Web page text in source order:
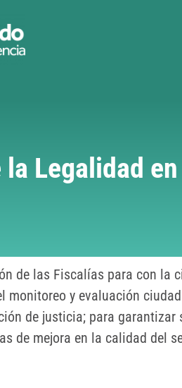
la Legalidad
de las Fiscalías para con
y evaluación
de justicia; para
de mejora en la calidad del